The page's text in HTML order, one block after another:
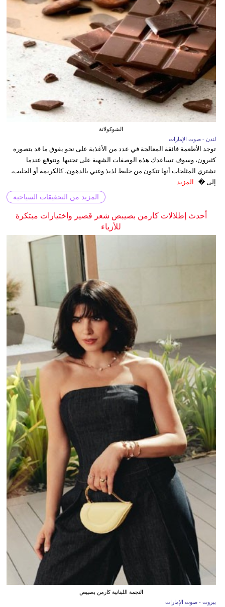
الشوكولاتة
لندن - صوت الإمارات
توجد الأطعمة فائقة المعالجة في عدد من الأغذية على نحو يفوق ما قد يتصوره
كثيرون، وسوف تساعدك هذه الوصفات الشهية على تجنبها. ونتوقع عندما
نشتري المثلجات أنها تتكون من خليط لذيذ وغني بالدهون، كالكريمة أو الحليب،
إلى �... المزيد
المزيد من التحقيقات السياحية
أحدث إطلالات كارمن بصيبص شعر قصير واختيارات مبتكرة
للأزياء
النجمة اللبنانية كارمن بصيبص
بيروت - صوت الإمارات